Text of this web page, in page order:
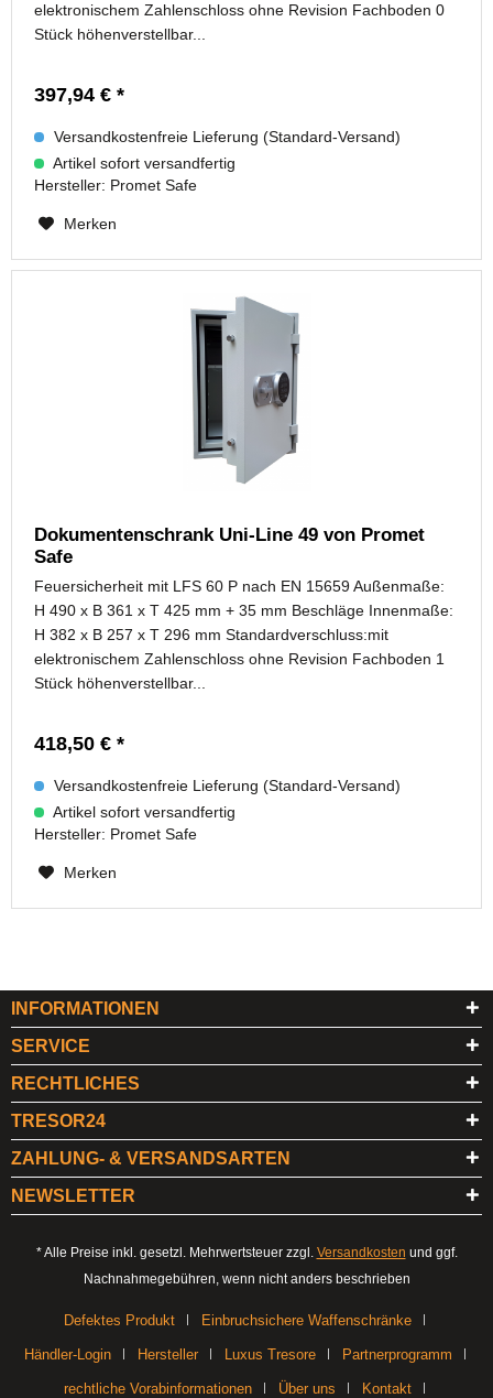
elektronischem Zahlenschloss ohne Revision Fachboden 0
Stück höhenverstellbar...
397,94 € *
Versandkostenfreie Lieferung (Standard-Versand)
Artikel sofort versandfertig
Hersteller: Promet Safe
Merken
Dokumentenschrank Uni-Line 49 von Promet
Safe
Feuersicherheit mit LFS 60 P nach EN 15659 Außenmaße:
H 490 x B 361 x T 425 mm + 35 mm Beschläge Innenmaße:
H 382 x B 257 x T 296 mm Standardverschluss:mit
elektronischem Zahlenschloss ohne Revision Fachboden 1
Stück höhenverstellbar...
418,50 € *
Versandkostenfreie Lieferung (Standard-Versand)
Artikel sofort versandfertig
Hersteller: Promet Safe
Merken
INFORMATIONEN
SERVICE
RECHTLICHES
TRESOR24
ZAHLUNG- & VERSANDSARTEN
NEWSLETTER
* Alle Preise inkl. gesetzl. Mehrwertsteuer zzgl. Versandkosten und ggf.
Nachnahmegebühren, wenn nicht anders beschrieben
Defektes Produkt Einbruchsichere Waffenschränke
Händler-Login Hersteller Luxus Tresore Partnerprogramm
rechtliche Vorabinformationen Über uns Kontakt